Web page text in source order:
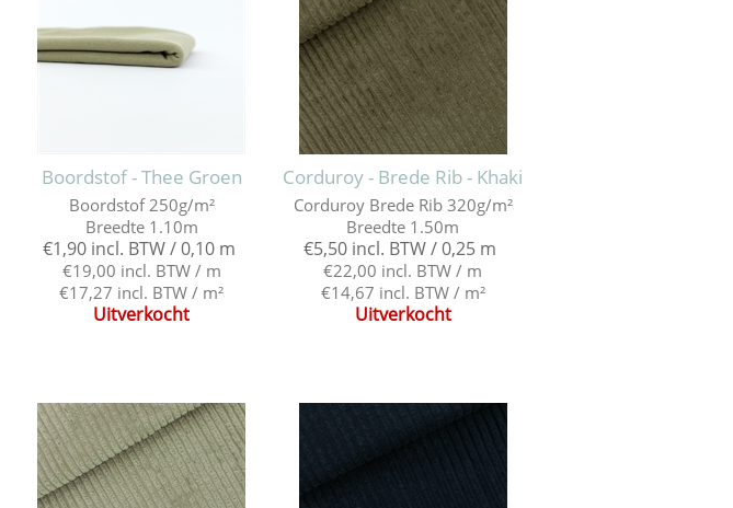
Boordstof - Thee Groen
Boordstof 250g/m²
Breedte 1.10m
€1,90 incl. BTW / 0,10 m
€19,00 incl. BTW / m
€17,27 incl. BTW / m²
Uitverkocht
Corduroy - Brede Rib - Khaki
Corduroy Brede Rib 320g/m²
Breedte 1.50m
€5,50 incl. BTW / 0,25 m
€22,00 incl. BTW / m
€14,67 incl. BTW / m²
Uitverkocht